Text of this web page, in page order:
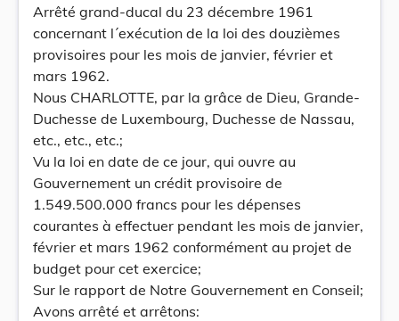
Arrêté grand-ducal du 23 décembre 1961
concernant l´exécution de la loi des douzièmes
provisoires pour les mois de janvier, février et
mars 1962.
Nous CHARLOTTE, par la grâce de Dieu, Grande-
Duchesse de Luxembourg, Duchesse de Nassau,
etc., etc., etc.;
Vu la loi en date de ce jour, qui ouvre au
Gouvernement un crédit provisoire de
1.549.500.000 francs pour les dépenses
courantes à effectuer pendant les mois de janvier,
février et mars 1962 conformément au projet de
budget pour cet exercice;
Sur le rapport de Notre Gouvernement en Conseil;
Avons arrêté et arrêtons: